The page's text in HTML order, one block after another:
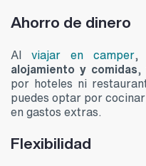
Ahorro de dinero
Alviajar en camper,
alojamiento y comidas,
por hoteles ni
puedes optar por
en gastos extras.
Flexibilidad